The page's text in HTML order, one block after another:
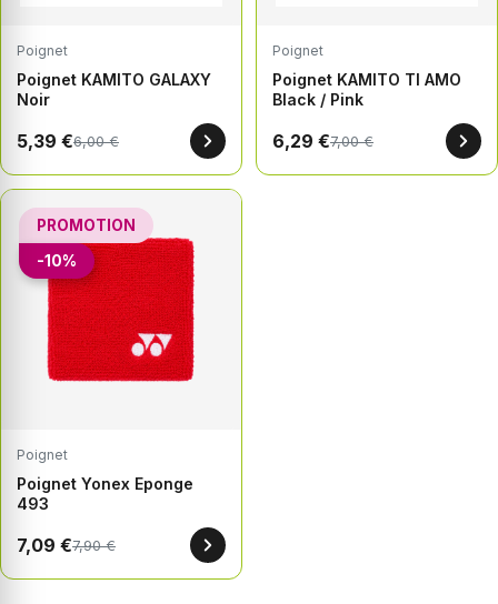
Poignet
Poignet KAMITO GALAXY
Noir
5,39 €6,00 €
Poignet
Poignet KAMITO TI AMO
Black / Pink
6,29 €7,00 €
PROMOTION
-10%
Poignet
Poignet Yonex Eponge
493
7,09 €7,90 €